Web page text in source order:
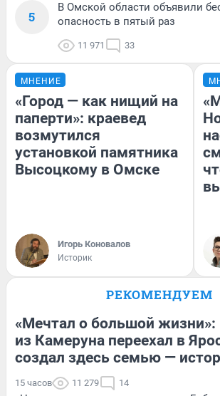
5
В Омской области объявили
опасность в пятый раз
11 971 33
МНЕНИЕ
«Город — как нищий на
паперти»: краевед
возмутился
установкой памятника
Высоцкому в Омске
Игорь Коновалов
Историк
РЕКОМЕНДУЕМ
«Мечтал о большой жизни»:
из Камеруна переехал в
создал здесь семью —
15 часов 11 279 14